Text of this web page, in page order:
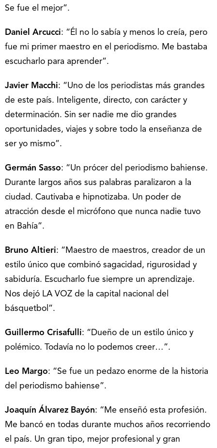
Se fue el mejor”.
Daniel Arcucci: “Él no lo sabía y menos lo creía, pero
fue mi primer maestro en el periodismo. Me bastaba
escucharlo para aprender”.
Javier Macchi: “Uno de los periodistas más grandes
de este país. Inteligente, directo, con carácter y
determinación. Sin ser nadie me dio grandes
oportunidades, viajes y sobre todo la enseñanza de
ser yo mismo”.
Germán Sasso: “Un prócer del periodismo bahiense.
Durante largos años sus palabras paralizaron a la
ciudad. Cautivaba e hipnotizaba. Un poder de
atracción desde el micrófono que nunca nadie tuvo
en Bahía”.
Bruno Altieri: “Maestro de maestros, creador de un
estilo único que combinó sagacidad, rigurosidad y
sabiduría. Escucharlo fue siempre un aprendizaje.
Nos dejó LA VOZ de la capital nacional del
básquetbol”.
Guillermo Crisafulli: “Dueño de un estilo único y
polémico. Todavía no lo podemos creer…”.
Leo Margo: “Se fue un pedazo enorme de la historia
del periodismo bahiense”.
Joaquín Álvarez Bayón: “Me enseñó esta profesión.
Me bancó en todas durante muchos años recorriendo
el país. Un gran tipo, mejor profesional y gran